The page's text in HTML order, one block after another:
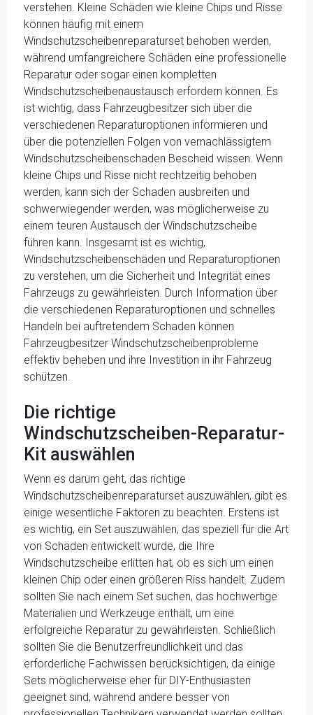
verstehen. Kleine Schäden wie kleine Chips und Risse
können häufig mit einem
Windschutzscheibenreparaturset behoben werden,
während umfangreichere Schäden eine professionelle
Reparatur oder sogar einen kompletten
Windschutzscheibenaustausch erfordern können. Es
ist wichtig, dass Fahrzeugbesitzer sich über die
verschiedenen Reparaturoptionen informieren und
über die potenziellen Folgen von vernachlässigtem
Windschutzscheibenschaden Bescheid wissen. Wenn
kleine Chips und Risse nicht rechtzeitig behoben
werden, kann sich der Schaden ausbreiten und
schwerwiegender werden, was möglicherweise zu
einem teuren Austausch der Windschutzscheibe
führen kann. Insgesamt ist es wichtig,
Windschutzscheibenschäden und Reparaturoptionen
zu verstehen, um die Sicherheit und Integrität eines
Fahrzeugs zu gewährleisten. Durch Information über
die verschiedenen Reparaturoptionen und schnelles
Handeln bei auftretendem Schaden können
Fahrzeugbesitzer Windschutzscheibenprobleme
effektiv beheben und ihre Investition in ihr Fahrzeug
schützen.
Die richtige
Windschutzscheiben-Reparatur-
Kit auswählen
Wenn es darum geht, das richtige
Windschutzscheibenreparaturset auszuwählen, gibt es
einige wesentliche Faktoren zu beachten. Erstens ist
es wichtig, ein Set auszuwählen, das speziell für die Art
von Schäden entwickelt wurde, die Ihre
Windschutzscheibe erlitten hat, ob es sich um einen
kleinen Chip oder einen größeren Riss handelt. Zudem
sollten Sie nach einem Set suchen, das hochwertige
Materialien und Werkzeuge enthält, um eine
erfolgreiche Reparatur zu gewährleisten. Schließlich
sollten Sie die Benutzerfreundlichkeit und das
erforderliche Fachwissen berücksichtigen, da einige
Sets möglicherweise eher für DIY-Enthusiasten
geeignet sind, während andere besser von